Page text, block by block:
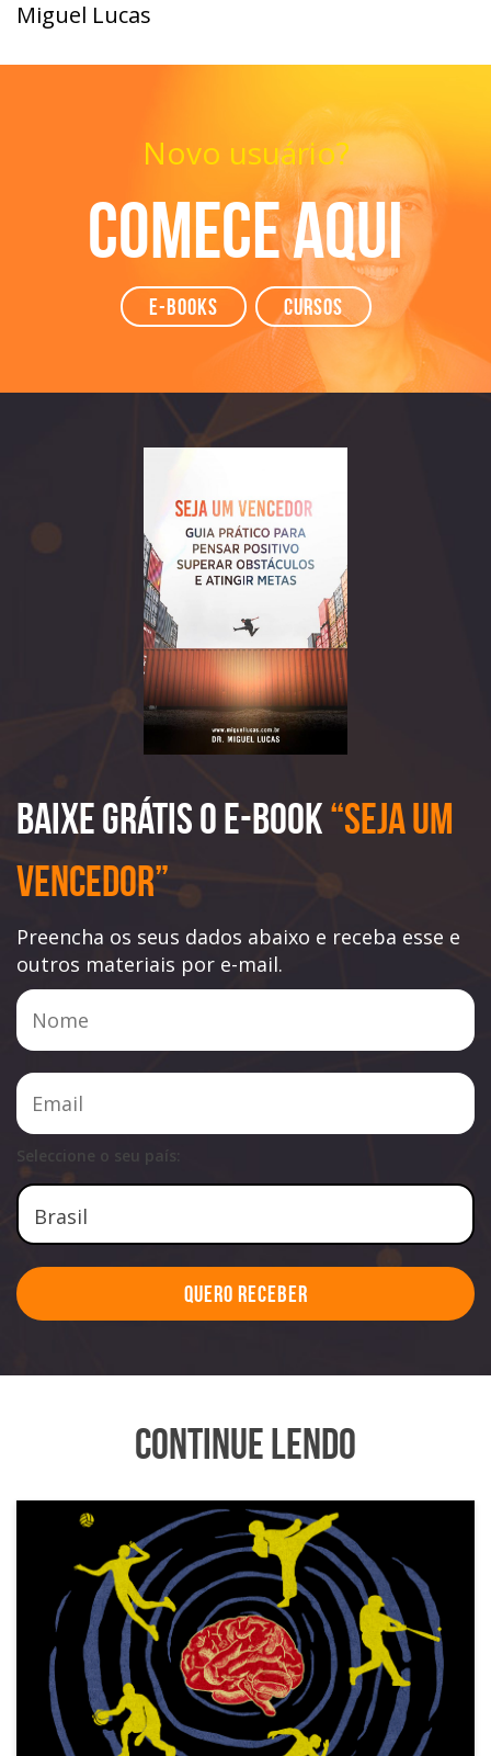
Miguel Lucas
Novo usuário?
Comece aqui
e-books Cursos
Baixe Grátis o e-book“Seja Um
Vencedor”
Preencha os seus dados abaixo e receba esse e
outros materiais por e-mail.
Seleccione o seu país:
Quero Receber
Continue Lendo